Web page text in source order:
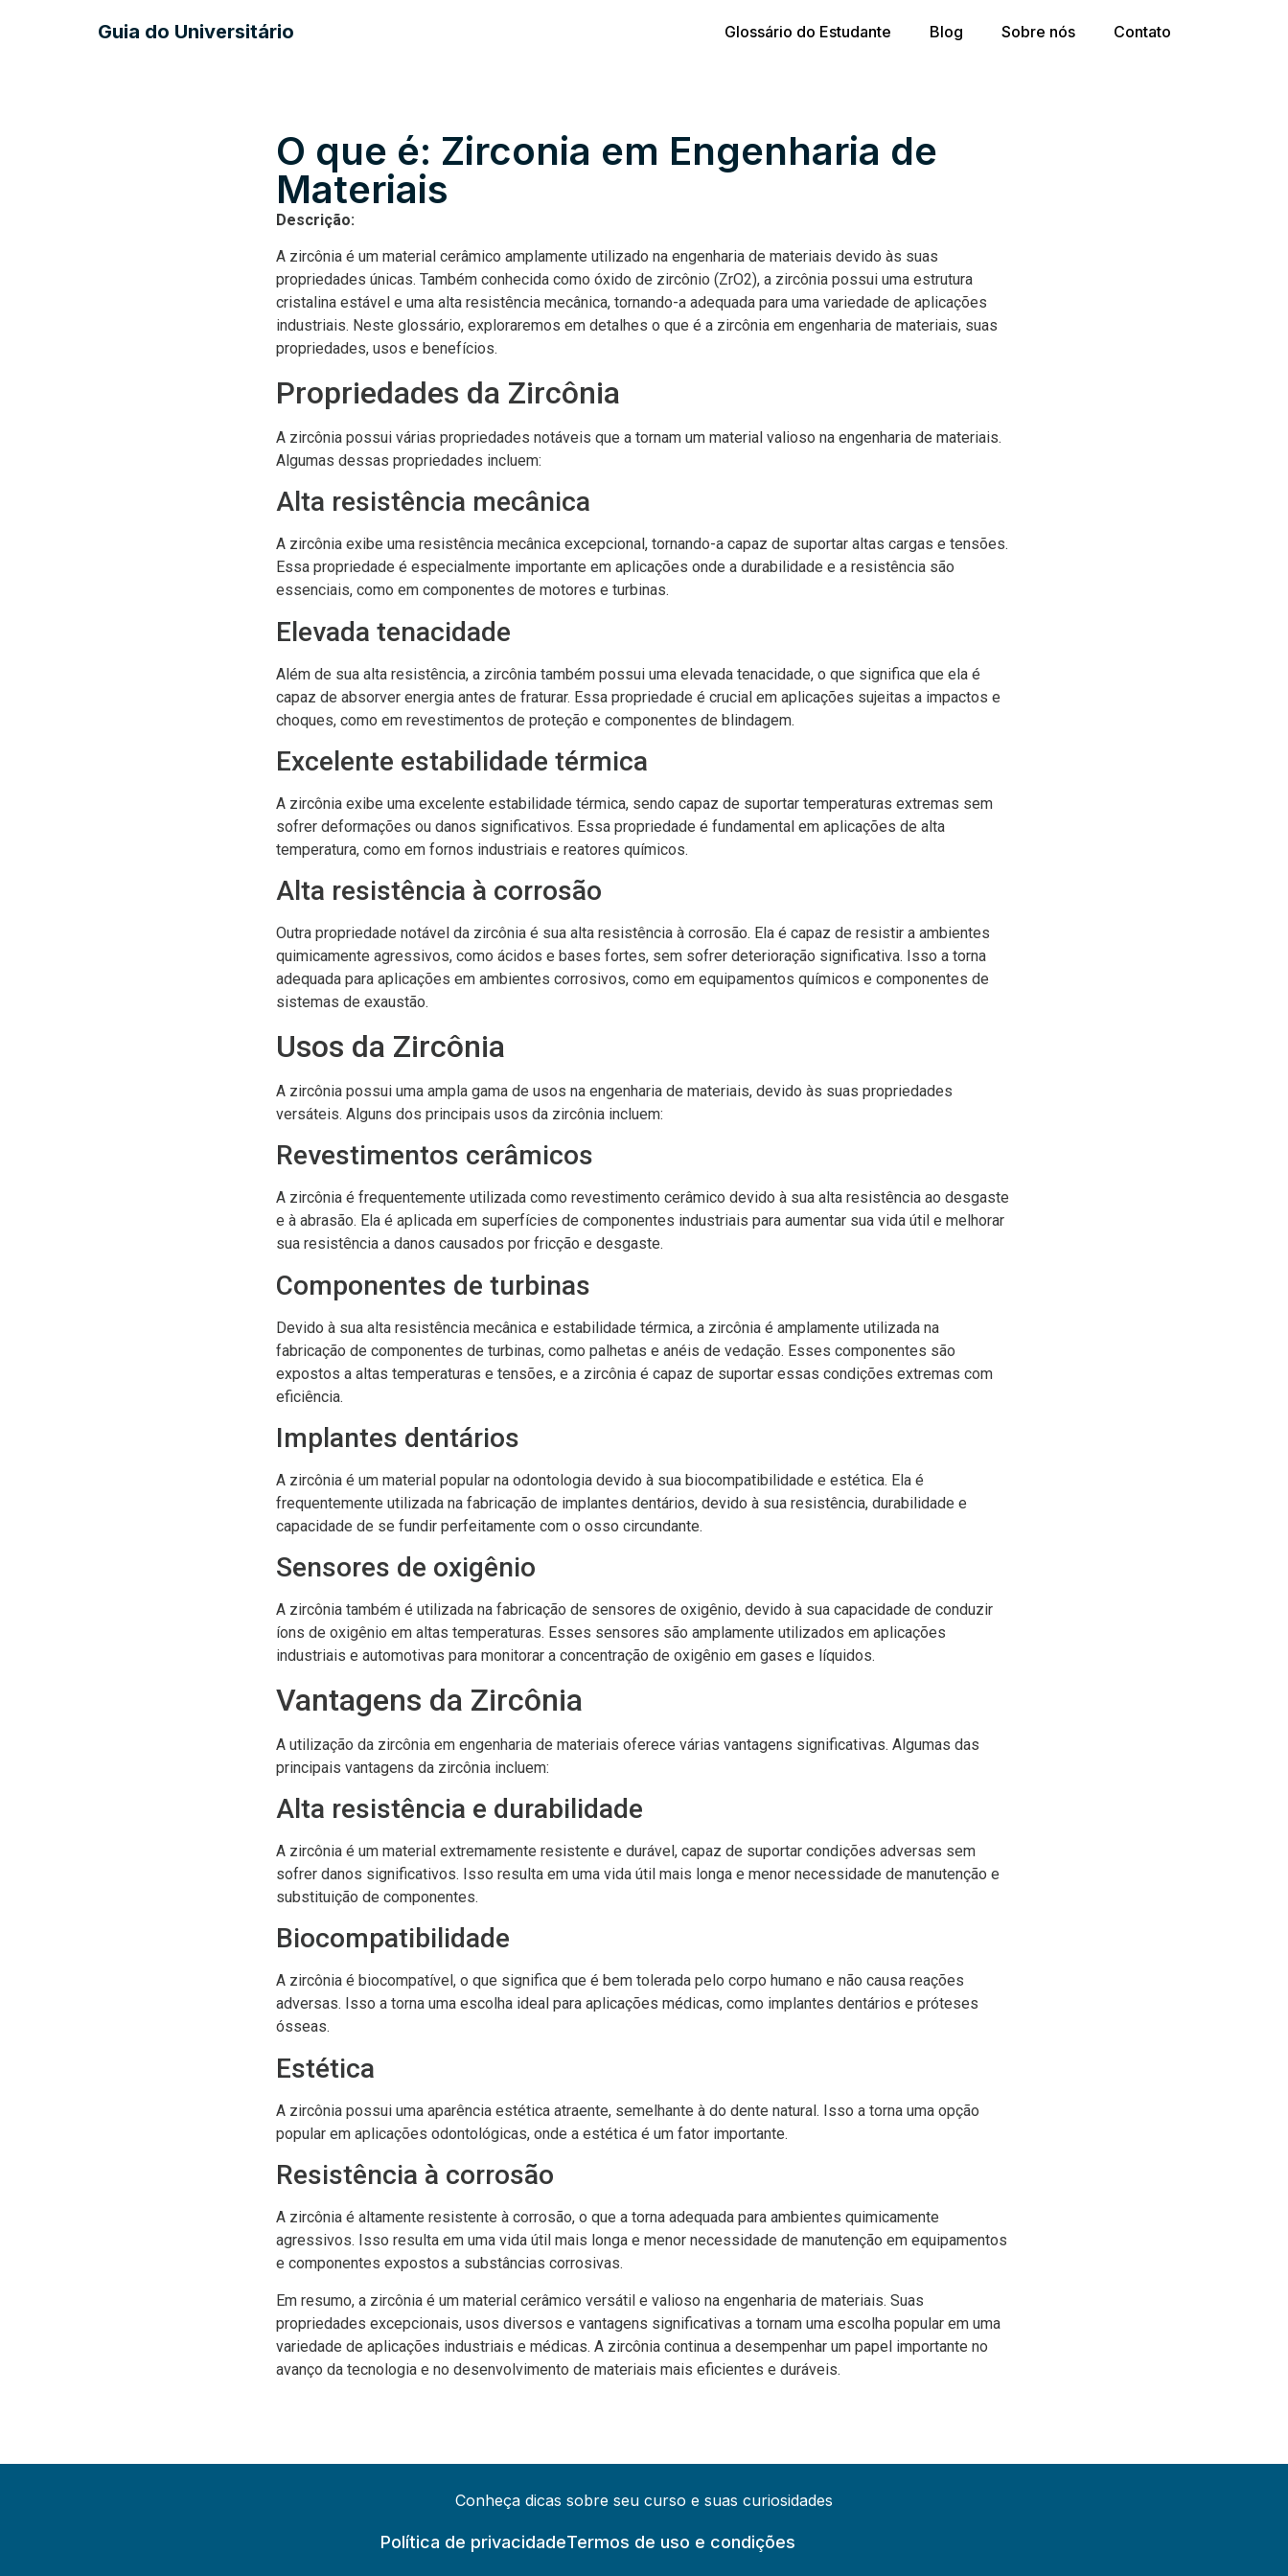
Guia do Universitário Glossário do Estudante Blog Sobre nós Contato
O que é: Zirconia em Engenharia de
Materiais
Descrição:
A zircônia é um material cerâmico amplamente utilizado na engenharia de materiais devido às suas
propriedades únicas. Também conhecida como óxido de zircônio (ZrO2), a zircônia possui uma estrutura
cristalina estável e uma alta resistência mecânica, tornando-a adequada para uma variedade de aplicações
industriais. Neste glossário, exploraremos em detalhes o que é a zircônia em engenharia de materiais, suas
propriedades, usos e benefícios.
Propriedades da Zircônia
A zircônia possui várias propriedades notáveis que a tornam um material valioso na engenharia de materiais.
Algumas dessas propriedades incluem:
Alta resistência mecânica
A zircônia exibe uma resistência mecânica excepcional, tornando-a capaz de suportar altas cargas e tensões.
Essa propriedade é especialmente importante em aplicações onde a durabilidade e a resistência são
essenciais, como em componentes de motores e turbinas.
Elevada tenacidade
Além de sua alta resistência, a zircônia também possui uma elevada tenacidade, o que significa que ela é
capaz de absorver energia antes de fraturar. Essa propriedade é crucial em aplicações sujeitas a impactos e
choques, como em revestimentos de proteção e componentes de blindagem.
Excelente estabilidade térmica
A zircônia exibe uma excelente estabilidade térmica, sendo capaz de suportar temperaturas extremas sem
sofrer deformações ou danos significativos. Essa propriedade é fundamental em aplicações de alta
temperatura, como em fornos industriais e reatores químicos.
Alta resistência à corrosão
Outra propriedade notável da zircônia é sua alta resistência à corrosão. Ela é capaz de resistir a ambientes
quimicamente agressivos, como ácidos e bases fortes, sem sofrer deterioração significativa. Isso a torna
adequada para aplicações em ambientes corrosivos, como em equipamentos químicos e componentes de
sistemas de exaustão.
Usos da Zircônia
A zircônia possui uma ampla gama de usos na engenharia de materiais, devido às suas propriedades
versáteis. Alguns dos principais usos da zircônia incluem:
Revestimentos cerâmicos
A zircônia é frequentemente utilizada como revestimento cerâmico devido à sua alta resistência ao desgaste
e à abrasão. Ela é aplicada em superfícies de componentes industriais para aumentar sua vida útil e melhorar
sua resistência a danos causados por fricção e desgaste.
Componentes de turbinas
Devido à sua alta resistência mecânica e estabilidade térmica, a zircônia é amplamente utilizada na
fabricação de componentes de turbinas, como palhetas e anéis de vedação. Esses componentes são
expostos a altas temperaturas e tensões, e a zircônia é capaz de suportar essas condições extremas com
eficiência.
Implantes dentários
A zircônia é um material popular na odontologia devido à sua biocompatibilidade e estética. Ela é
frequentemente utilizada na fabricação de implantes dentários, devido à sua resistência, durabilidade e
capacidade de se fundir perfeitamente com o osso circundante.
Sensores de oxigênio
A zircônia também é utilizada na fabricação de sensores de oxigênio, devido à sua capacidade de conduzir
íons de oxigênio em altas temperaturas. Esses sensores são amplamente utilizados em aplicações
industriais e automotivas para monitorar a concentração de oxigênio em gases e líquidos.
Vantagens da Zircônia
A utilização da zircônia em engenharia de materiais oferece várias vantagens significativas. Algumas das
principais vantagens da zircônia incluem:
Alta resistência e durabilidade
A zircônia é um material extremamente resistente e durável, capaz de suportar condições adversas sem
sofrer danos significativos. Isso resulta em uma vida útil mais longa e menor necessidade de manutenção e
substituição de componentes.
Biocompatibilidade
A zircônia é biocompatível, o que significa que é bem tolerada pelo corpo humano e não causa reações
adversas. Isso a torna uma escolha ideal para aplicações médicas, como implantes dentários e próteses
ósseas.
Estética
A zircônia possui uma aparência estética atraente, semelhante à do dente natural. Isso a torna uma opção
popular em aplicações odontológicas, onde a estética é um fator importante.
Resistência à corrosão
A zircônia é altamente resistente à corrosão, o que a torna adequada para ambientes quimicamente
agressivos. Isso resulta em uma vida útil mais longa e menor necessidade de manutenção em equipamentos
e componentes expostos a substâncias corrosivas.
Em resumo, a zircônia é um material cerâmico versátil e valioso na engenharia de materiais. Suas
propriedades excepcionais, usos diversos e vantagens significativas a tornam uma escolha popular em uma
variedade de aplicações industriais e médicas. A zircônia continua a desempenhar um papel importante no
avanço da tecnologia e no desenvolvimento de materiais mais eficientes e duráveis.
Conheça dicas sobre seu curso e suas curiosidades
Política de privacidadeTermos de uso e condições